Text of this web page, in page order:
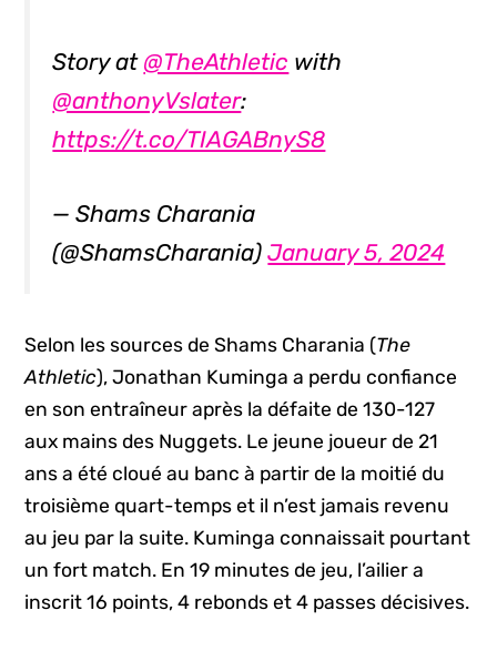
Story at @TheAthletic with
@anthonyVslater:
https://t.co/TIAGABnyS8
— Shams Charania
(@ShamsCharania)January 5, 2024
Selon les sources de Shams Charania (The
Athletic), Jonathan Kuminga a perdu confiance
en son entraîneur après la défaite de 130-127
aux mains des Nuggets. Le jeune joueur de 21
ans a été cloué au banc à partir de la moitié du
troisième quart-temps et il n’est jamais revenu
au jeu par la suite. Kuminga connaissait pourtant
un fort match. En 19 minutes de jeu, l’ailier a
inscrit 16 points, 4 rebonds et 4 passes décisives.